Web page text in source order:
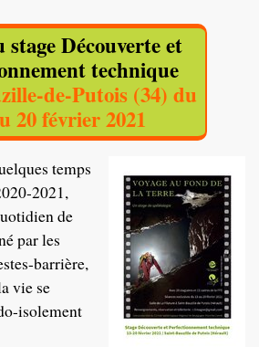
Découverte et
technique
de-Putois (34) du
20 février 2021
temps
2021,
de
par les
barrière,
vie se
isolement